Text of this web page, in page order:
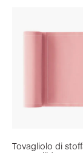
Tovagliolo di